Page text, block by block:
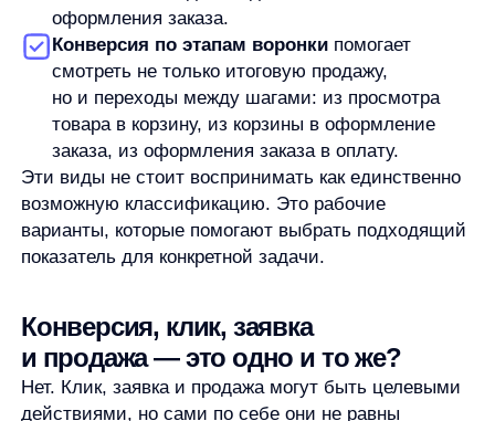
пользователи проходят путь к нужному действию.
Это не универсальный показатель успеха
и не гарантия роста продаж, но он показывает, где
стоит внимательнее посмотреть
на пользовательский путь.
В рекламе конверсия помогает понять, насколько
переходы и заявки соответствуют цели кампании.
Если кликов много, а заявок мало, причина может
быть не только в рекламе, но и в посадочной
странице, предложении или качестве трафика.
оставляют ли заявку, переходят ли в каталог,
открывают ли карточки товаров, добавляют ли
товары в корзину.
В продажах показатель помогает смотреть, какая
часть лидов переходит дальше: в консультацию,